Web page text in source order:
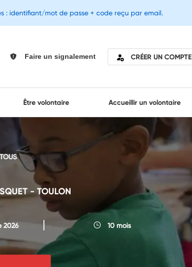
Faire un signalement CRÉER UN COMPTE
Être volontaire Accueillir un volontaire
- TOULON
2026 10 mois
: identifiant/mot de passe + code reçu par email.